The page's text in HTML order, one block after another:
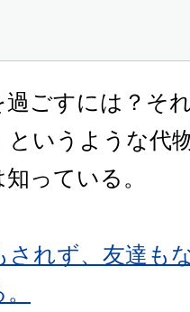
ごすには？そ
というような代
っている。
されず、友達も